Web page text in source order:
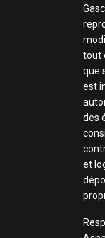
tout
que
est
des
et